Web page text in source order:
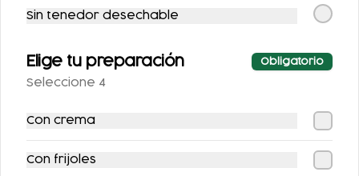
Chilaquiles con
Sin tenedor desechable
Elige tu preparación Obligatorio
Seleccione 4
Con crema
Con frijoles